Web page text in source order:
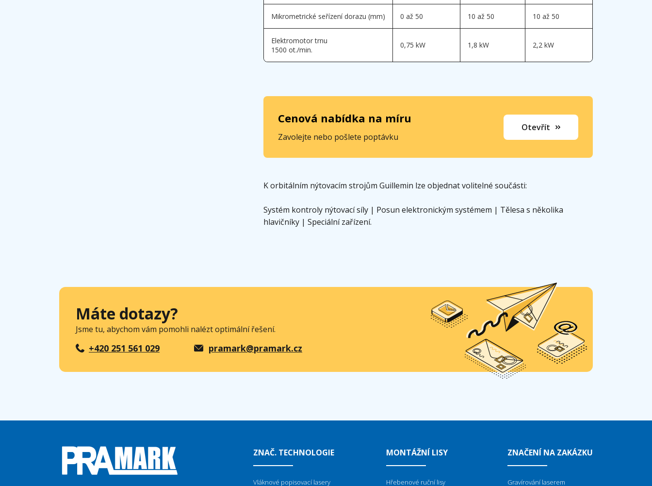
Mikrometrické seřízení dorazu (mm) 0 až 50 10 až 50 10 až 50
Elektromotor trnu
1500 ot./min.
0,75 kW 1,8 kW 2,2 kW
Cenová nabídka na míru
Zavolejte nebo pošlete poptávku
Otevřít
K orbitálním nýtovacím strojům Guillemin lze objednat volitelné součásti:
Systém kontroly nýtovací síly | Posun elektronickým systémem | Tělesa s několika
hlavičníky | Speciální zařízení.
Máte dotazy?
Jsme tu, abychom vám pomohli nalézt optimální řešení.
+420 251 561 029 pramark@pramark.cz
ZNAČ. TECHNOLOGIE
Vláknové popisovací lasery
MONTÁŽNÍ LISY
Hřebenové ruční lisy
ZNAČENÍ NA ZAKÁZKU
Gravírování laserem